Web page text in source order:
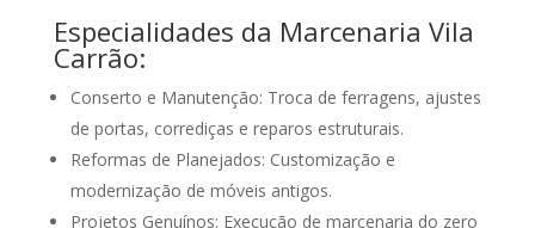
Especialidades da Marcenaria Vila
Carrão:
Conserto e Manutenção: Troca de ferragens, ajustes
de portas, corrediças e reparos estruturais.
Reformas de Planejados: Customização e
modernização de móveis antigos.
Projetos Genuínos: Execução de marcenaria do zero